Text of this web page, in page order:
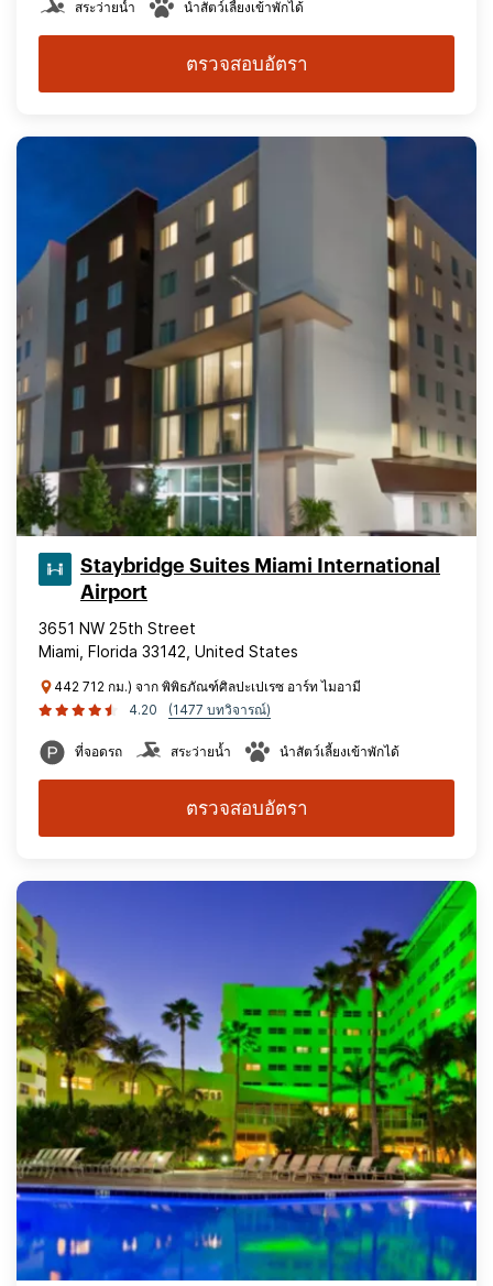
สระว่ายน้ำ นำสัตว์เลี้ยงเข้าพักได้
ตรวจสอบอัตรา
Staybridge Suites Miami International
Airport
3651 NW 25th Street
Miami, Florida 33142, United States
442 712 กม.) จาก พิพิธภัณฑ์ศิลปะเปเรซ อาร์ท ไมอามี
4.20
(1477 บทวิจารณ์)
ที่จอดรถ สระว่ายน้ำ นำสัตว์เลี้ยงเข้าพักได้
ตรวจสอบอัตรา